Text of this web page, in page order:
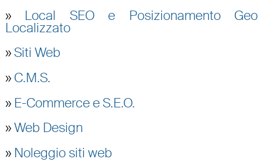
» Local SEO e Posizionamento Geo
Localizzato
»Siti Web
» C.M.S.
» E-Commerce e S.E.O.
»Web Design
» Noleggio siti web